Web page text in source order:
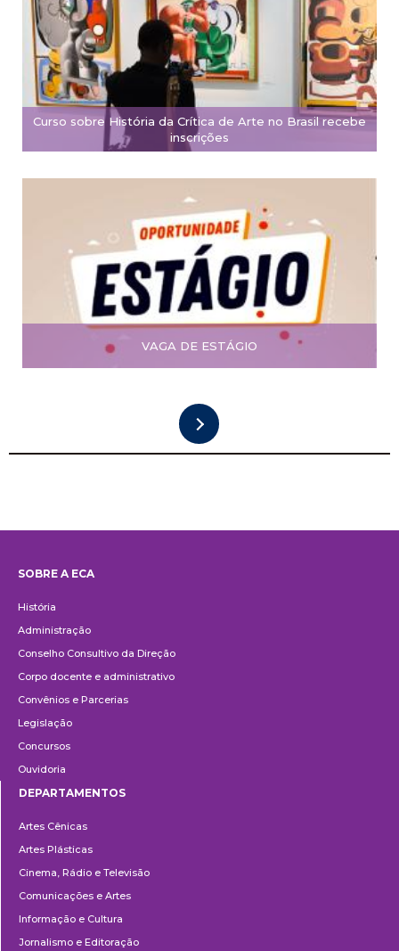
Curso sobre História da Crítica de Arte no Brasil recebe
inscrições
VAGA DE ESTÁGIO
SOBRE A ECA
História
Administração
Conselho Consultivo da Direção
Corpo docente e administrativo
Convênios e Parcerias
Legislação
Concursos
Ouvidoria
DEPARTAMENTOS
Artes Cênicas
Artes Plásticas
Cinema, Rádio e Televisão
Comunicações e Artes
Informação e Cultura
Jornalismo e Editoração